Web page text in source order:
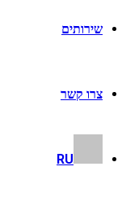
שירותים
צרו קשר
RU